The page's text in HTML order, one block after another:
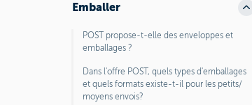
Emballer
POST propose-t-elle des enveloppes et
emballages ?
Dans l'offre POST, quels types d'emballages
et quels formats existe-t-il pour les petits/
moyens envois?